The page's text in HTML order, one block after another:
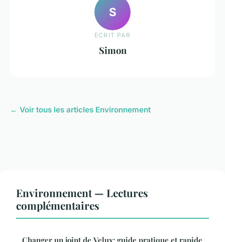
S
ECRIT PAR
Simon
← Voir tous les articles Environnement
Environnement — Lectures
complémentaires
Changer un joint de Velux: guide pratique et rapide